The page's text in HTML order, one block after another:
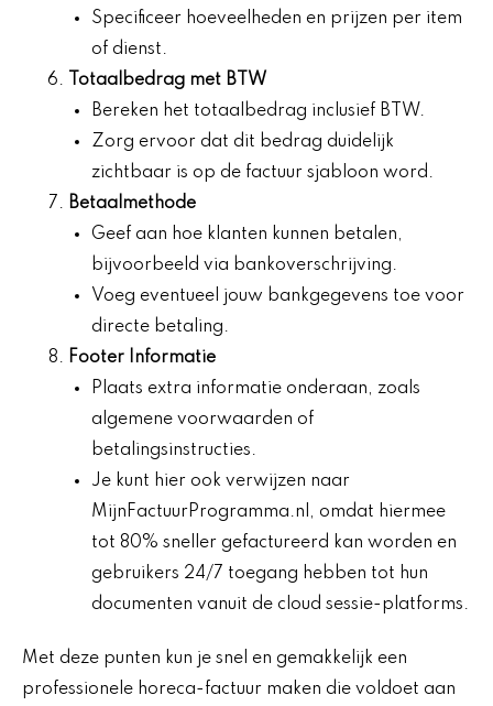
Specificeer hoeveelheden en prijzen per item
of dienst.
Totaalbedrag met BTW
Bereken het totaalbedrag inclusief BTW.
Zorg ervoor dat dit bedrag duidelijk
zichtbaar is op de factuur sjabloon word.
Betaalmethode
Geef aan hoe klanten kunnen betalen,
bijvoorbeeld via bankoverschrijving.
Voeg eventueel jouw bankgegevens toe voor
directe betaling.
Footer Informatie
Plaats extra informatie onderaan, zoals
algemene voorwaarden of
betalingsinstructies.
Je kunt hier ook verwijzen naar
MijnFactuurProgramma.nl, omdat hiermee
tot 80% sneller gefactureerd kan worden en
gebruikers 24/7 toegang hebben tot hun
documenten vanuit de cloud sessie-platforms.
Met deze punten kun je snel en gemakkelijk een
professionele horeca-factuur maken die voldoet aan